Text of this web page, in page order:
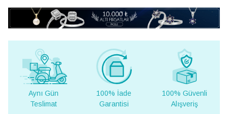
Aynı Gün
Teslimat
100% İade
Garantisi
100% Güvenli
Alışveriş